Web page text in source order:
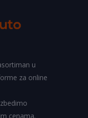
u
za online
cenama.